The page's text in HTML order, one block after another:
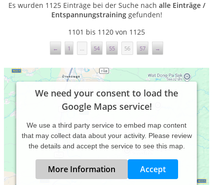
Es wurden 1125 Einträge bei der Suche nach alle Einträge /
Entspannungstraininggefunden!
1101 bis 1120 von 1125
← 1 ... 54 55 56 57 →
We need your consent to load the
Google Maps service!
We use a third party service to embed map content
that may collect data about your activity. Please review
the details and accept the service to see this map.
More Information Accept